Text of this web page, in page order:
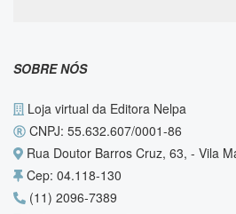
SOBRE NÓS
Loja virtual da Editora Nelpa
CNPJ: 55.632.607/0001-86
Rua Doutor Barros Cruz, 63, - Vila
Cep: 04.118-130
(11) 2096-7389